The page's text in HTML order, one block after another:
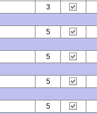
3
5
5
5
5